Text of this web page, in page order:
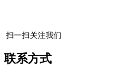
扫一扫关注我们
联系方式